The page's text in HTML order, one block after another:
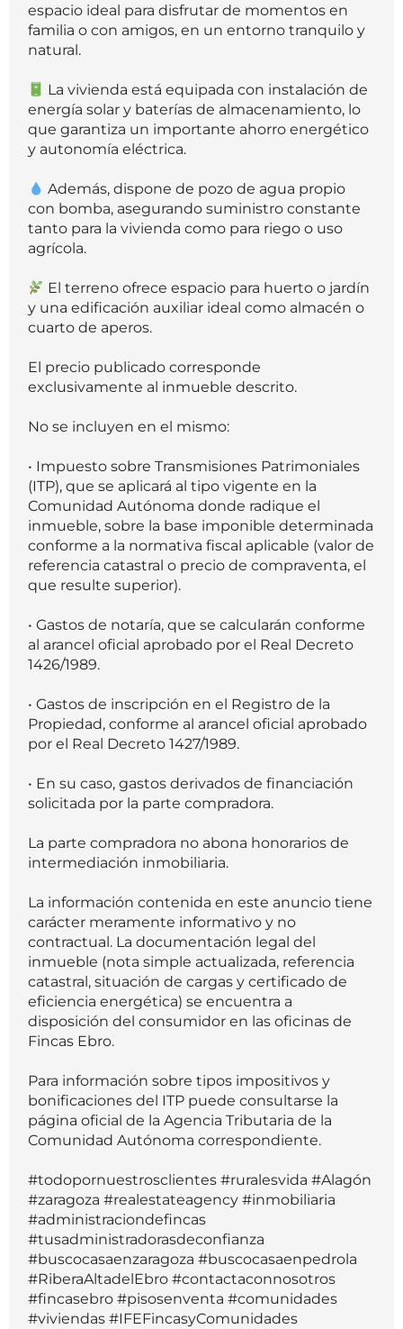
espacio ideal para disfrutar de momentos en
familia o con amigos, en un entorno tranquilo y
natural.
La vivienda está equipada con instalación de
energía solar y baterías de almacenamiento, lo
que garantiza un importante ahorro energético
y autonomía eléctrica.
Además, dispone de pozo de agua propio
con bomba, asegurando suministro constante
tanto para la vivienda como para riego o uso
agrícola.
El terreno ofrece espacio para huerto o jardín
y una edificación auxiliar ideal como almacén o
cuarto de aperos.
El precio publicado corresponde
exclusivamente al inmueble descrito.
No se incluyen en el mismo:
• Impuesto sobre Transmisiones Patrimoniales
(ITP), que se aplicará al tipo vigente en la
Comunidad Autónoma donde radique el
inmueble, sobre la base imponible determinada
conforme a la normativa fiscal aplicable (valor de
referencia catastral o precio de compraventa, el
que resulte superior).
• Gastos de notaría, que se calcularán conforme
al arancel oficial aprobado por el Real Decreto
1426/1989.
• Gastos de inscripción en el Registro de la
Propiedad, conforme al arancel oficial aprobado
por el Real Decreto 1427/1989.
• En su caso, gastos derivados de financiación
solicitada por la parte compradora.
La parte compradora no abona honorarios de
intermediación inmobiliaria.
La información contenida en este anuncio tiene
carácter meramente informativo y no
contractual. La documentación legal del
inmueble (nota simple actualizada, referencia
catastral, situación de cargas y certificado de
eficiencia energética) se encuentra a
disposición del consumidor en las oficinas de
Fincas Ebro.
Para información sobre tipos impositivos y
bonificaciones del ITP puede consultarse la
página oficial de la Agencia Tributaria de la
Comunidad Autónoma correspondiente.
#todopornuestrosclientes #ruralesvida #Alagón
#zaragoza #realestateagency #inmobiliaria
#administraciondefincas
#tusadministradorasdeconfianza
#buscocasaenzaragoza #buscocasaenpedrola
#RiberaAltadelEbro #contactaconnosotros
#fincasebro #pisosenventa #comunidades
#viviendas #IFEFincasyComunidades